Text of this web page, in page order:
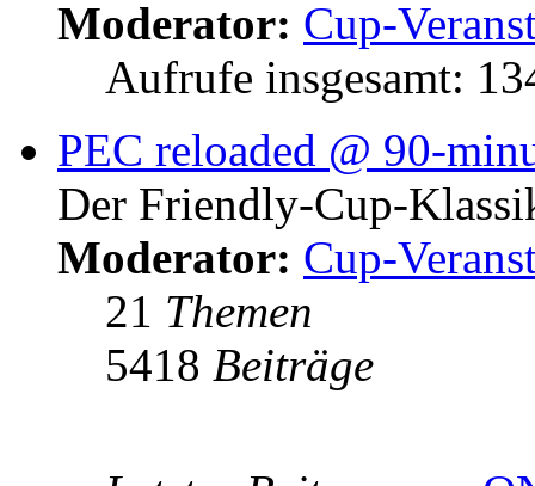
Moderator: Cup-
Aufrufe insgesamt:
PEC reloaded @ 90-
Der Friendly-Cup-
Moderator: Cup-
21 Themen
5418 Beiträge